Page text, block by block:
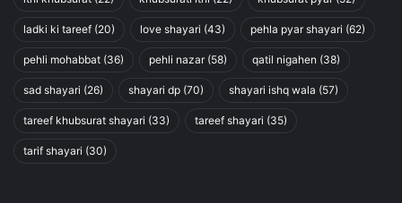
ladki ki tareef (20) love shayari (43) pehla pyar shayari (62)
pehli mohabbat (36) pehli nazar(58) qatil nigahen (38)
sad shayari (26) shayari dp (70) shayari ishq wala (57)
tareef khubsurat shayari (33) tareef shayari (35)
tarif shayari (30)